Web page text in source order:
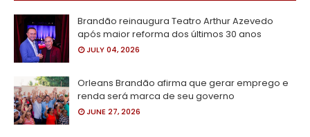
Brandão reinaugura Teatro Arthur Azevedo
após maior reforma dos últimos 30 anos
JULY 04, 2026
Orleans Brandão afirma que gerar emprego e
renda será marca de seu governo
JUNE 27, 2026